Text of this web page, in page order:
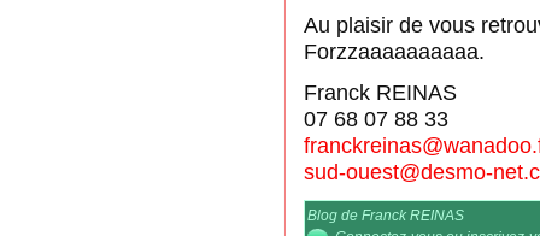
Au plaisir de vous
Forzzaaaaaaaaaa.
Franck REINAS
07 68 07 88 33
sud-ouest@desmo-
Blog de Franck REINAS